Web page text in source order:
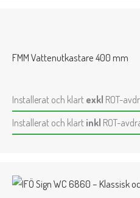
FMM Vattenutkastare 400 mm
Installerat och klart exkl ROT-
Installerat och klart inkl ROT-